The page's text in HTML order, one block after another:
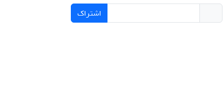
اشتراک